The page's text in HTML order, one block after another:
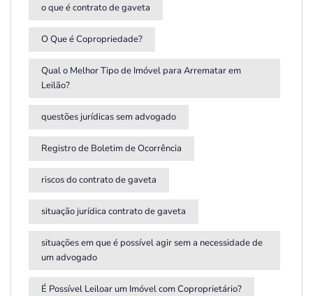
o que é contrato de gaveta
O Que é Copropriedade?
Qual o Melhor Tipo de Imóvel para Arrematar em
Leilão?
questões jurídicas sem advogado
Registro de Boletim de Ocorrência
riscos do contrato de gaveta
situação jurídica contrato de gaveta
situações em que é possível agir sem a necessidade de
um advogado
É Possível Leiloar um Imóvel com Coproprietário?